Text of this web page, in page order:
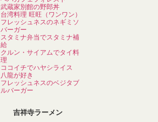
武蔵家別館の野郎丼
台湾料理 旺旺（ワンワン）
フレッシュネスのネギミソ
バーガー
スタミナ弁当でスタミナ補
給
クルン・サイアムでタイ料
理
ココイチでハヤシライス
八龍が好き
フレッシュネスのベジタブ
ルバーガー
吉祥寺ラーメン